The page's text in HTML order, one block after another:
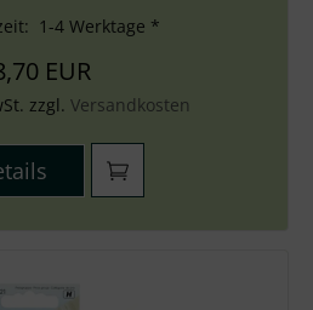
1-4 Werktage *
EUR
zzgl. Versandkosten